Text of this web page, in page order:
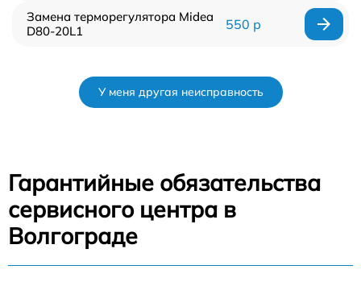
Замена терморегулятора Midea
D80-20L1
550 р
У меня другая неисправность
Гарантийные обязательства
сервисного центра в
Волгограде